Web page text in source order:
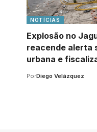
NOTÍCIAS
Explosão no
reacende alerta
urbana e
PorDiego Velázquez